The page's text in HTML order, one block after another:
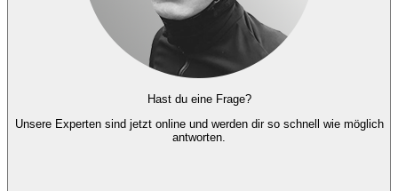
Hast du eine Frage?
Unsere Expertensind jetzt online und werden dir so schnell wie möglich
antworten.